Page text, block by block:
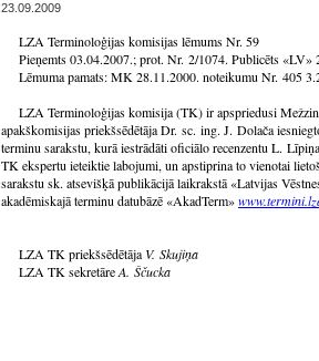
23.09.2009
LZA Terminoloģijas komisijas lēmums Nr. 59
Pieņemts 03.04.2007.; prot. Nr. 2/1074. Publicēts «LV»
Lēmuma pamats: MK 28.11.2000. noteikumu Nr. 405
LZA Terminoloģijas komisija (TK) ir apspriedusi
apakškomisijas priekšsēdētāja Dr. sc. ing. J. Dolača
terminu sarakstu, kurā iestrādāti oficiālo recenzentu L.
TK ekspertu ieteiktie labojumi, un apstiprina to vienotai
sarakstu sk. atsevišķā publikācijā laikrakstā «Latvijas
akadēmiskajā terminu datubāzē «AkadTerm»
LZA TK priekšsēdētāja V. Skujiņa
LZA TK sekretāreA. Ščucka